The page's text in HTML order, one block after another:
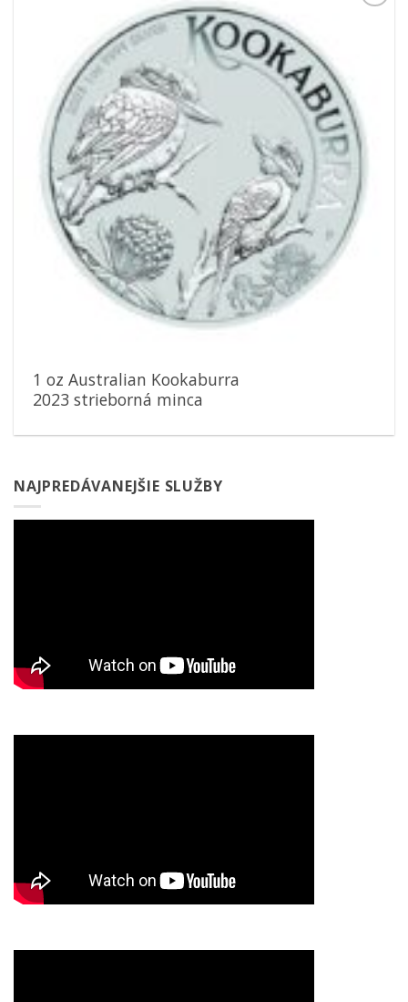
1 oz Australian Kookaburra
2023 strieborná minca
NAJPREDÁVANEJŠIE SLUŽBY